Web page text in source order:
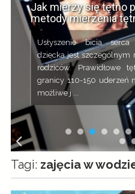
Jak mierzy się tętno
metody mierzenia
Usłyszenie bicia serca
dziecka jest szczególnym
rodziców. Prawidłowe
granicy 110-150 uderzeń
możliwe j ...
Tagi: zajęcia w